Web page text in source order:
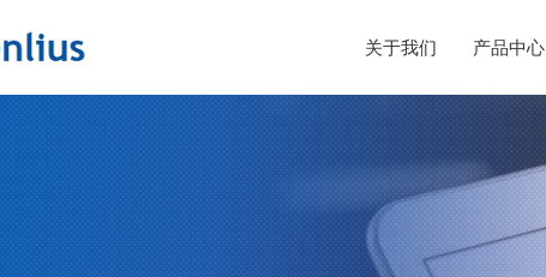
关于我们 产品中心